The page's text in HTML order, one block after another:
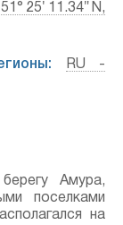
51° 25′ 11.34″ N,
RU -
Амура,
поселками
на